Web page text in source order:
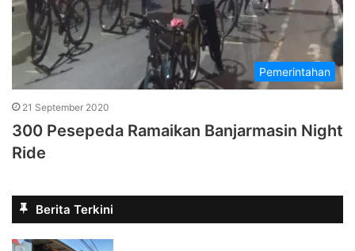
Pemerintahan
21 September 2020
300 Pesepeda Ramaikan Banjarmasin Night
Ride
Berita Terkini